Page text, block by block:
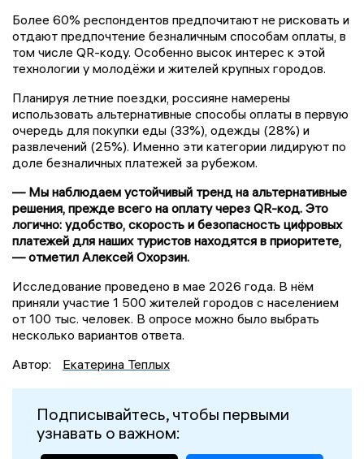
Более 60% респондентов предпочитают не рисковать и
отдают предпочтение безналичным способам оплаты, в
том числе QR-коду. Особенно высок интерес к этой
технологии у молодёжи и жителей крупных городов.
Планируя летние поездки, россияне намерены
использовать альтернативные способы оплаты в первую
очередь для покупки еды (33%), одежды (28%) и
развлечений (25%). Именно эти категории лидируют по
доле безналичных платежей за рубежом.
— Мы наблюдаем устойчивый тренд на альтернативные
решения, прежде всего на оплату через QR-код. Это
логично: удобство, скорость и безопасность цифровых
платежей для наших туристов находятся в приоритете,
— отметил Алексей Охорзин.
Исследование проведено в мае 2026 года. В нём
приняли участие 1 500 жителей городов с населением
от 100 тыс. человек. В опросе можно было выбрать
несколько вариантов ответа.
Автор:
Екатерина Теплых
Подписывайтесь, чтобы первыми
узнавать о важном: